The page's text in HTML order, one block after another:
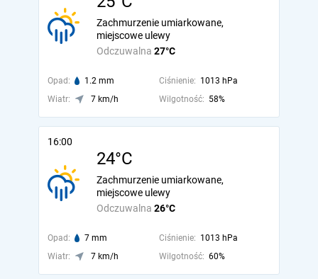
Odczuwalna 27°C
Zachmurzenie umiarkowane,
miejscowe ulewy
Opad: 1.2 mm Ciśnienie: 1013 hPa
Wiatr:
7 km/h Wilgotność: 58%
16:00
24°C
Odczuwalna 26°C
Zachmurzenie umiarkowane,
miejscowe ulewy
Opad: 7 mm Ciśnienie: 1013 hPa
Wiatr:
7 km/h Wilgotność: 60%